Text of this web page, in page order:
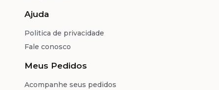
Ajuda
Politica de privacidade
Fale conosco
Meus Pedidos
Acompanhe seus pedidos